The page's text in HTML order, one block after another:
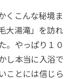
くこんな秘境ま
大湯滝」を訪れ
。やっぱり１０
し本当に入浴で
ことには信じら